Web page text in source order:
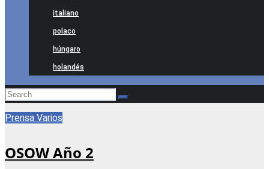
italiano
polaco
húngaro
holandés
Prensa Varios
OSOW Año 2